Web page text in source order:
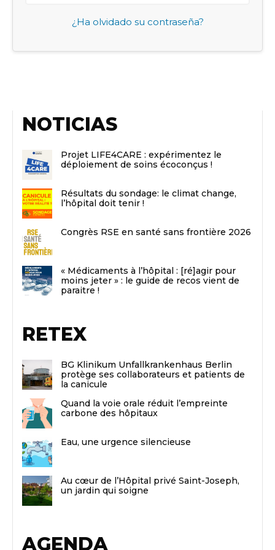
¿Ha olvidado su contraseña?
NOTICIAS
Projet LIFE4CARE : expérimentez le
déploiement de soins écoconçus !
Résultats du sondage: le climat change,
l’hôpital doit tenir !
Congrès RSE en santé sans frontière 2026
« Médicaments à l’hôpital : [ré]agir pour
moins jeter » : le guide de recos vient de
paraitre !
RETEX
BG Klinikum Unfallkrankenhaus Berlin
protège ses collaborateurs et patients de
la canicule
Quand la voie orale réduit l’empreinte
carbone des hôpitaux
Eau, une urgence silencieuse
Au cœur de l’Hôpital privé Saint-Joseph,
un jardin qui soigne
AGENDA